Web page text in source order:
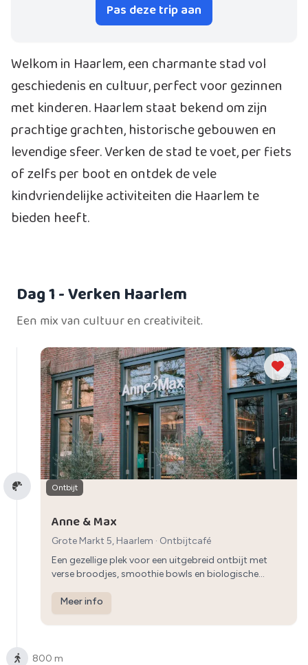
Pas deze trip aan
Welkom in Haarlem, een charmante stad vol
geschiedenis en cultuur, perfect voor gezinnen
met kinderen. Haarlem staat bekend om zijn
prachtige grachten, historische gebouwen en
levendige sfeer. Verken de stad te voet, per fiets
of zelfs per boot en ontdek de vele
kindvriendelijke activiteiten die Haarlem te
bieden heeft.
Dag 1- Verken Haarlem
Een mix van cultuur en creativiteit.
Ontbijt
Anne & Max
Grote Markt 5, Haarlem · Ontbijtcafé
Een gezellige plek voor een uitgebreid ontbijt met
verse broodjes, smoothie bowls en biologische
Meer info
800 m